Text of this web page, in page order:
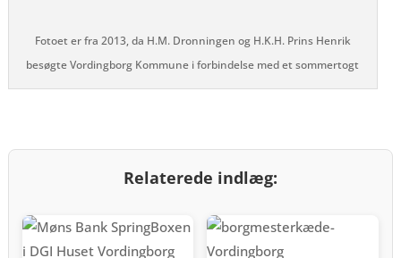
Fotoet er fra 2013, da H.M. Dronningen og H.K.H. Prins Henrik
besøgte Vordingborg Kommune i forbindelse med et sommertogt
Relaterede indlæg: